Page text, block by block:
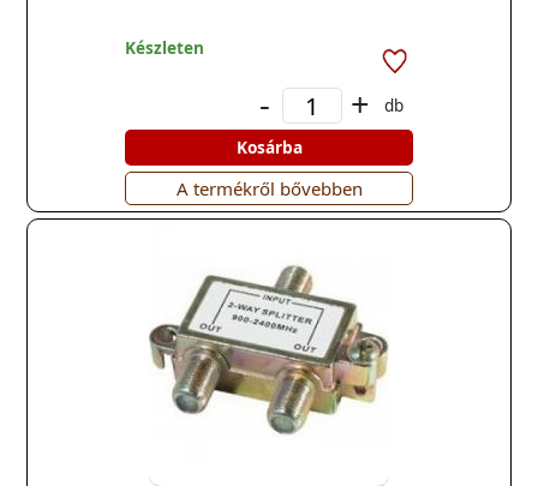
Készleten
- +
db
Kosárba
A termékről bővebben